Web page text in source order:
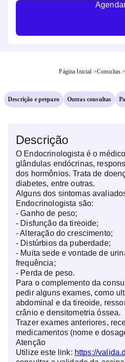
Página Inicial >Consultas
Descrição e preparo Outras consultas
Descrição
O Endocrinologista é o
glândulas endócrinas,
dos hormônios. Trata de
diabetes, entre outras.
Alguns dos sintomas
Endocrinologista são:
- Ganho de peso;
- Disfunção da tireoide;
- Alteração do crescimento;
- Distúrbios da puberdade;
- Muita sede e vontade de
frequência;
- Perda de peso.
Para o complemento da
pedir alguns exames, como
abdominal e da tireoide,
crânio e densitometria óssea.
Trazer exames anteriores,
medicamentos (nome e
Atenção
Utilize este link: https://